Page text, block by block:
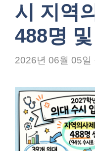
시 지역
488명
2026년 06월 05일